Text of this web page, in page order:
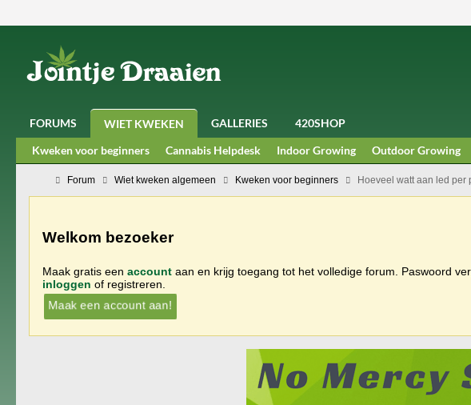
FORUMS WIET KWEKEN GALLERIES
420SHOP
Kweken voor beginners
Cannabis Helpdesk Indoor Growing Outdoor Growing
Forum Wiet kweken algemeen Kweken voor beginners Hoeveel watt aan led per
Welkom bezoeker
Maak gratis een account aan en krijg toegang tot het volledige forum. Paswoord
inloggen of registreren.
Maak een account aan!